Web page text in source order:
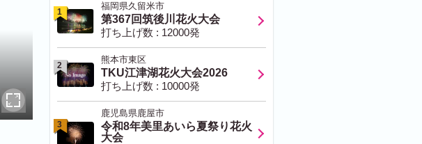
1
福岡県久留米市
第367回筑後川花火大会
打ち上げ数 : 12000発
2
熊本市東区
TKU江津湖花火大会2026
打ち上げ数 : 10000発
3
鹿児島県鹿屋市
令和8年美里あいら夏祭り花火
大会